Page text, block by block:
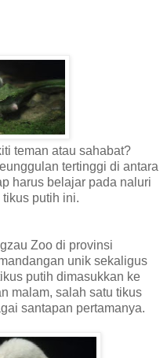
teman atau sahabat?
tertinggi di antara
harus belajar pada naluri
putih ini.
Zoo di provinsi
unik sekaligus
putih dimasukkan ke
malam, salah satu tikus
santapan pertamanya.